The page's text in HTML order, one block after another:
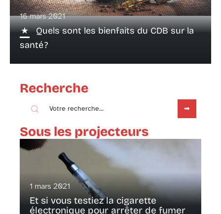
16 mars 2021
Quels sont les bienfaits du CDB sur la
santé ?
Recherche
Sous les projecteurs
1 mars 2021
Et si vous testiez la cigarette
électronique pour arrêter de fumer